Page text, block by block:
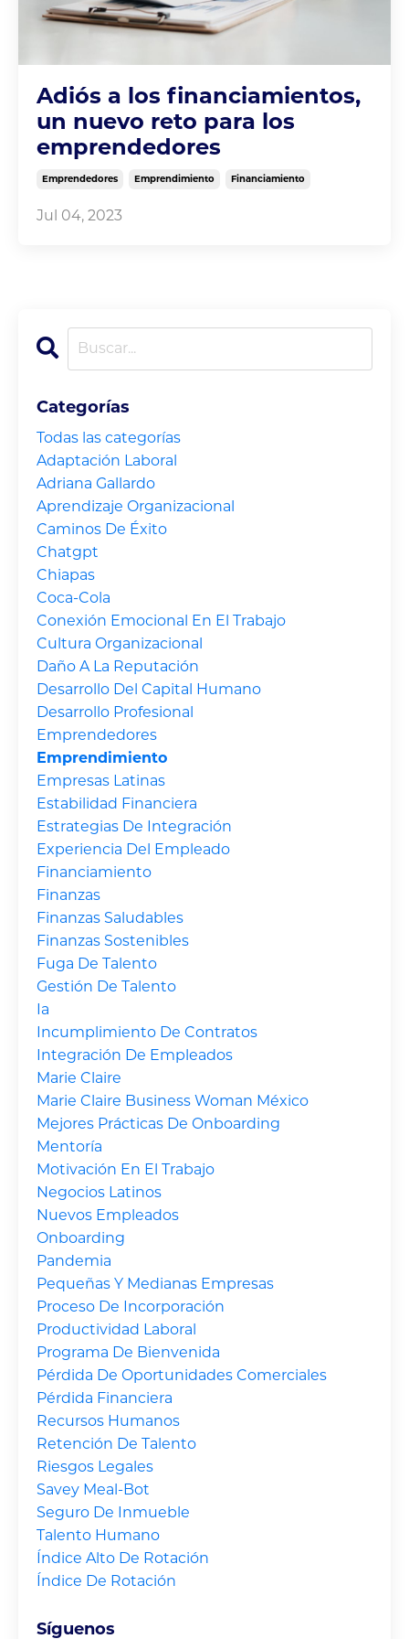
Adiós a los financiamientos,
un nuevo reto para los
emprendedores
Emprendedores Emprendimiento Financiamiento
Jul 04, 2023
Categorías
Todas las categorías
Adaptación Laboral
Adriana Gallardo
Aprendizaje Organizacional
Caminos De Éxito
Chatgpt
Chiapas
Coca-Cola
Conexión Emocional En El Trabajo
Cultura Organizacional
Daño A La Reputación
Desarrollo Del Capital Humano
Desarrollo Profesional
Emprendedores
Emprendimiento
Empresas Latinas
Estabilidad Financiera
Estrategias De Integración
Experiencia Del Empleado
Financiamiento
Finanzas
Finanzas Saludables
Finanzas Sostenibles
Fuga De Talento
Gestión De Talento
Ia
Incumplimiento De Contratos
Integración De Empleados
Marie Claire
Marie Claire Business Woman México
Mejores Prácticas De Onboarding
Mentoría
Motivación En El Trabajo
Negocios Latinos
Nuevos Empleados
Onboarding
Pandemia
Pequeñas Y Medianas Empresas
Proceso De Incorporación
Productividad Laboral
Programa De Bienvenida
Pérdida De Oportunidades Comerciales
Pérdida Financiera
Recursos Humanos
Retención De Talento
Riesgos Legales
Savey Meal-Bot
Seguro De Inmueble
Talento Humano
Índice Alto De Rotación
Índice De Rotación
Síguenos